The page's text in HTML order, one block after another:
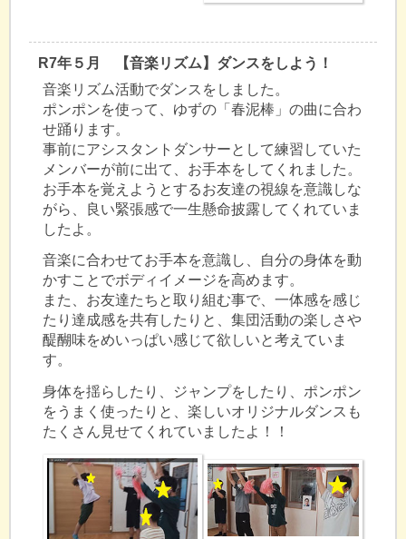
R7年５月 【音楽リズム】ダンスをしよう！
音楽リズム活動でダンスをしました。
ポンポンを使って、ゆずの「春泥棒」の曲に合わ
せ踊ります。
事前にアシスタントダンサーとして練習していた
メンバーが前に出て、お手本をしてくれました。
お手本を覚えようとするお友達の視線を意識しな
がら、良い緊張感で一生懸命披露してくれていま
したよ。
音楽に合わせてお手本を意識し、自分の身体を動
かすことでボディイメージを高めます。
また、お友達たちと取り組む事で、一体感を感じ
たり達成感を共有したりと、集団活動の楽しさや
醍醐味をめいっぱい感じて欲しいと考えていま
す。
身体を揺らしたり、ジャンプをしたり、ポンポン
をうまく使ったりと、楽しいオリジナルダンスも
たくさん見せてくれていましたよ！！